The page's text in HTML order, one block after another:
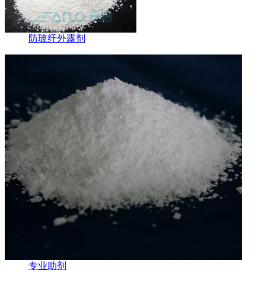
防玻纤外露剂
专业助剂